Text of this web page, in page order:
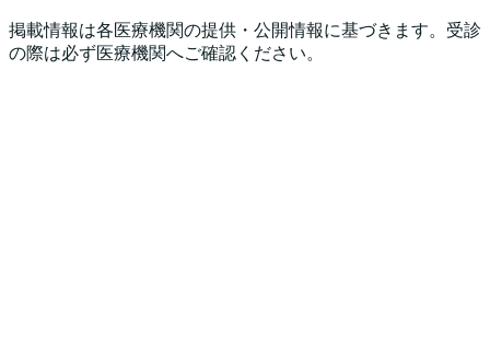
掲載情報は各医療機関の提供・公開情報に基づきます。受診
の際は必ず医療機関へご確認ください。